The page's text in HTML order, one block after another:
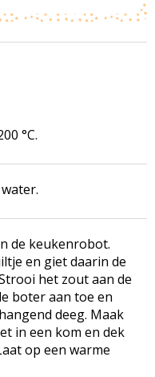
°C.
de keukenrobot.
en giet daarin de
het zout aan de
boter aan toe en
deeg. Maak
in een kom en dek
op een warme